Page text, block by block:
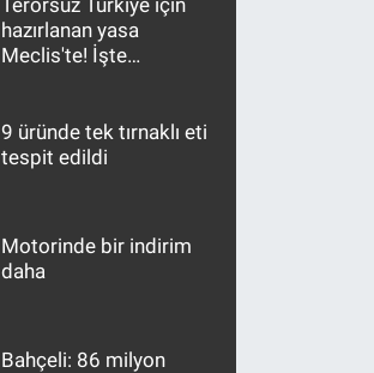
Terörsüz Türkiye için
hazırlanan yasa
Meclis'te! İşte
9 üründe tek tırnaklı eti
tespit edildi
Motorinde bir indirim
daha
Bahçeli: 86 milyon